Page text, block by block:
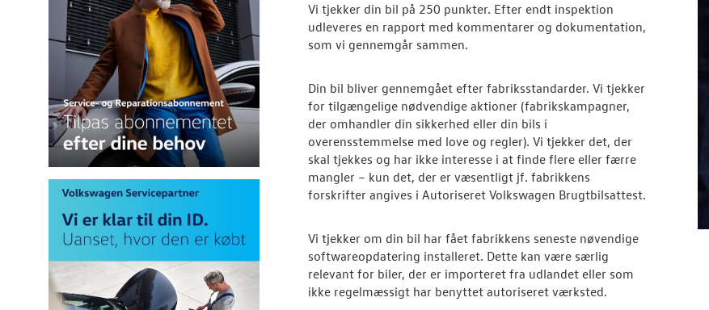
Vi tjekker din bil på 250 punkter. Efter endt inspektion
udleveres en rapport med kommentarer og dokumentation,
som vi gennemgår sammen.
Din bil bliver gennemgået efter fabriksstandarder. Vi tjekker
for tilgængelige nødvendige aktioner (fabrikskampagner,
der omhandler din sikkerhed eller din bils i
overensstemmelse med love og regler). Vi tjekker det, der
skal tjekkes og har ikke interesse i at finde flere eller færre
mangler – kun det, der er væsentligt jf. fabrikkens
forskrifter angives i Autoriseret Volkswagen Brugtbilsattest.
Vi tjekker om din bil har fået fabrikkens seneste nøvendige
softwareopdatering installeret. Dette kan være særlig
relevant for biler, der er importeret fra udlandet eller som
ikke regelmæssigt har benyttet autoriseret værksted.